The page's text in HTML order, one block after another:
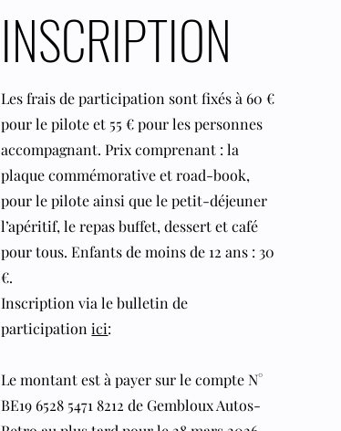
INSCRIPTION
Les frais de participation sont fixés à 60 €
pour le pilote et 55 € pour les personnes
accompagnant. Prix comprenant : la
plaque commémorative et road-book,
pour le pilote ainsi que le petit-déjeuner
l’apéritif, le repas buffet, dessert et café
pour tous. Enfants de moins de 12 ans : 30
€.
Inscription via le bulletin de
participationici:
Le montant est à payer sur le compte N°
BE19 6528 5471 8212 de Gembloux Autos-